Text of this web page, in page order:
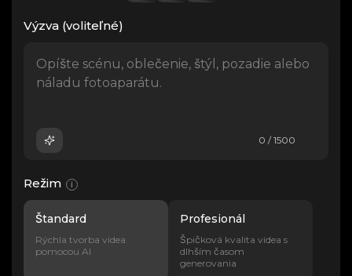
Výzva (voliteľné)
0 / 1500
Režim i
Štandard
Rýchla tvorba videa
pomocou AI
Profesionál
Špičková kvalita videa s
dlhším časom
generovania